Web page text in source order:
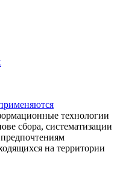
технологии
сбора, систематизации
на территории